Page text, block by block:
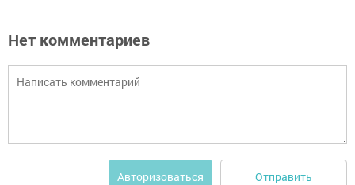
Нет комментариев
Авторизоваться Отправить